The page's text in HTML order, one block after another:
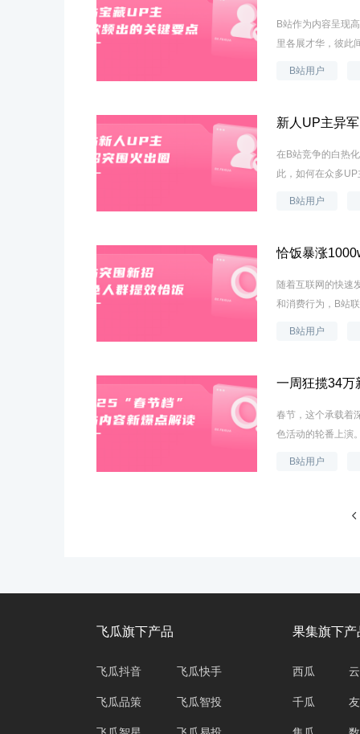
B站作为内容呈现
里各展才华，彼此
B站用户
新人UP主异
在B站竞争的白热
此，如何在众多
B站用户
恰饭暴涨
随着互联网的快速
和消费行为，B站
B站用户
一周狂揽34万
春节，这个承载着
色活动的轮番上演
B站用户
飞瓜旗下产品
飞瓜抖音
飞瓜品策
飞瓜快手
飞瓜智投
果集旗下产
西瓜
千瓜